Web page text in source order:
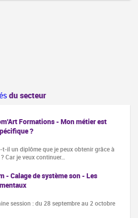
du secteur
Formations - Mon métier est
?
t-il un diplôme que je peux obtenir grâce à
Car je veux continuer…
- Calage de système son - Les
session : du 28 septembre au 2 octobre